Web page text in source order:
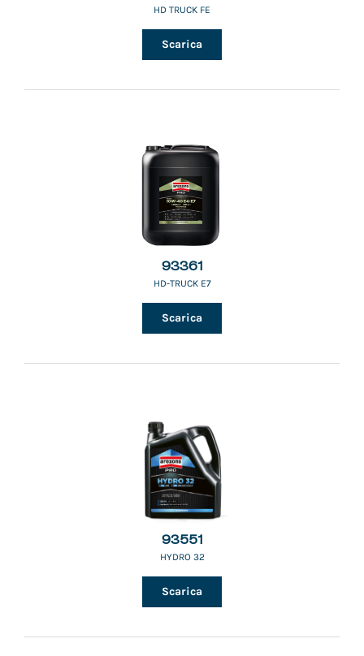
HD TRUCK FE
Scarica
93361
HD-TRUCK E7
Scarica
93551
HYDRO 32
Scarica